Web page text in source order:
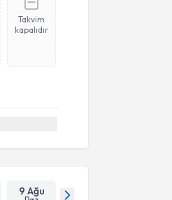
Takvim
kapalıdır
9 Ağu